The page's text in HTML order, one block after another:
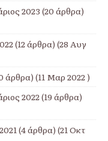
2023 (20 άρθρα)
(12 άρθρα) (28 Αυγ
άρθρα) (11 Μαρ 2022 )
2022(19 άρθρα)
(4 άρθρα) (21 Οκτ